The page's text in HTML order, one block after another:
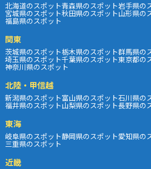
北海道のスポット青森県のスポット岩手県の
宮城県のスポット秋田県のスポット山形県の
福島県のスポット
関東
茨城県のスポット栃木県のスポット群馬県の
埼玉県のスポット千葉県のスポット東京都の
神奈川県のスポット
北陸・甲信越
新潟県のスポット富山県のスポット石川県の
福井県のスポット山梨県のスポット長野県の
東海
岐阜県のスポット静岡県のスポット愛知県の
三重県のスポット
近畿